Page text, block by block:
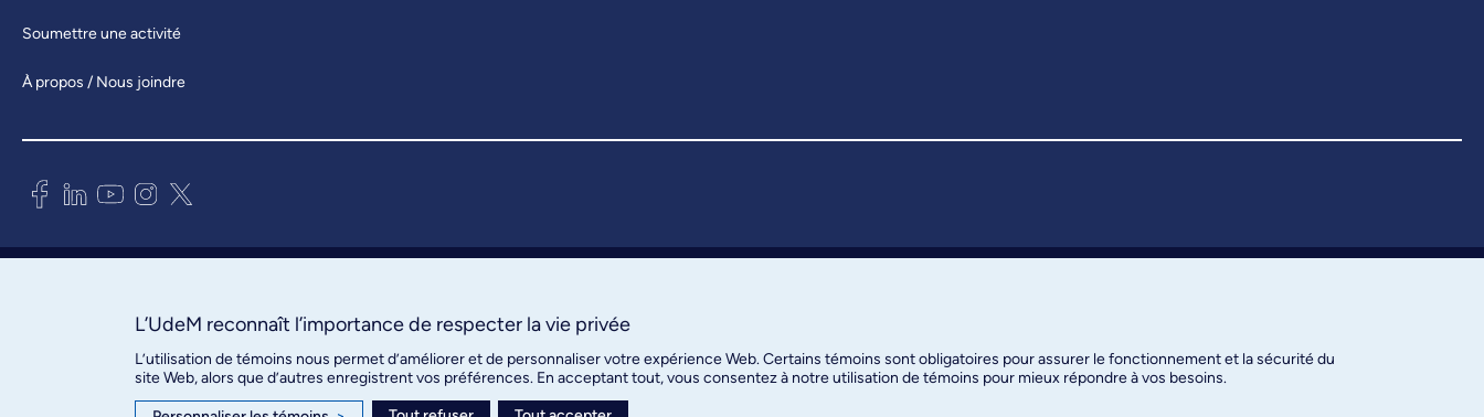
Soumettre une activité
À propos / Nous joindre
Bureau des communications et
3744, rue Jean-Brillant, bureau 490
L’UdeM reconnaît l’importance de respecter la vie privée
L’utilisation de témoins nous permet d’améliorer et de personnaliser votre expérience Web. Certains témoins sont obligatoires pour assurer le fonctionnement et la sécurité du
site Web, alors que d’autres enregistrent vos préférences. En acceptant tout, vous consentez à notre utilisation de témoins pour mieux répondre à vos besoins.